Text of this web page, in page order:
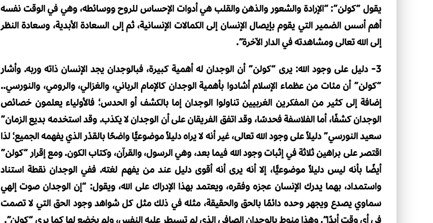
يقول “كولن”: “الإرادة والشعور والذهن والقلب هي أدوات الإحساس للروح ووسائطه، وهي في الوقت نفسه
أهم أسس الضمير التي يقوم بإيصال الإنسان إلى الكمالات الإنسانية، ثم إلى السعادة الأبدية، وسعادة النظر
إلى الله تعالى ومشاهدته في الدار الآخرة”.
3- دليل على وجود الله: يرى “كولن” أن الوجدان له أهمية كبيرة، فبالوجدان يجد الإنسان ذاته وربه. وأشار
“كولن” أن مئات من عظماء الإسلام أشادوا بأهمية الوجدان كالإمام الرباني، والغزالي، والرومي، والنورسي..
إضافة إلى كثير من المفكرين الغربيين تناولوا الوجدان إما بالكشف أو الحدس؛ فالأولياء يعلمون خصائص
الوجدان كشفًا، أما الفلاسفة فحدسًا، وقد اتفق الفريقان على أن الوجدان لا يكذب. وقد استخدمه بديع الزمان”
سعيد النورسي” دليلاً على وجود الله تعالى، غير أنه لا يراه دليلاً موضوعيًّا واضحًا بالقدْر الذي يفهمه الجميع؛ لذا
اقتصر على براهين ثلاثة في إثبات وجود الله فيما بعد، وهي الرسول، والقرآن، وكتاب الكون. ومع إقرار “كولن”
أيضًا بأنه ليس دليلاً موضوعيًّا، إلا أنه يرى أنه أقوى دليل عند من يفهم لغته. ففي الوجدان نقطة استناد
واستمداد، بهما يدرك الإنسان عجزه وفقره، ويعتمد بهذا الإدراك على الله، ويقول: “إن الوجدان صوت إلهي
سماوي يصدع ويجهر وحده دائمًا بالحق والحقيقة، مثله في ذلك مثل كل شواهد وجود الحق التي لا تصمت
في أي وقت أبدًا”. وهذا منوط بالوجدان الصافي الذي لم تسيطر عليه النفس، ولم يخضع لها كما يرى “كولن”.